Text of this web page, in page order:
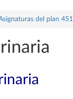
del plan 451